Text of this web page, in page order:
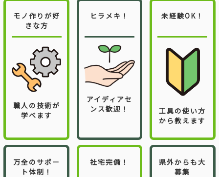
有限会社KID
〒861-6103
熊本県上天草市松島長今泉4176-12
TEL:0969-57-0745
モノ作りが好
きな方
職人の技術が
学べます
ヒラメキ！
アイディアセ
ンス歓迎！
未経験OK！
工具の使い方
から教えます
万全のサポー
ト体制！
社宅完備！
県外からも大
募集